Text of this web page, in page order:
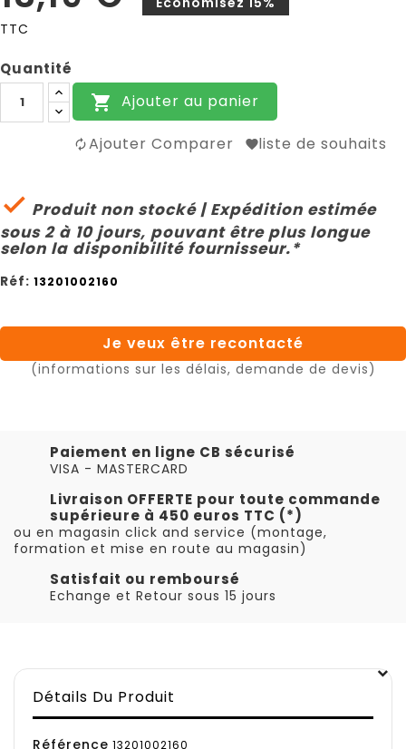
TTC
Quantité
 Ajouter au panier
Ajouter Comparer liste de souhaits
 Produit non stocké | Expédition estimée
sous 2 à 10 jours, pouvant être plus longue
selon la disponibilité fournisseur.*
Réf: 13201002160
Je veux être recontacté
(informations sur les délais, demande de devis)
Paiement en ligne CB sécurisé
VISA - MASTERCARD
Livraison OFFERTE pour toute commande
supérieure à 450 euros TTC (*)
ou en magasin click and service (montage,
formation et mise en route au magasin)
Satisfait ou remboursé
Echange et Retour sous 15 jours
Détails Du Produit
Référence 13201002160